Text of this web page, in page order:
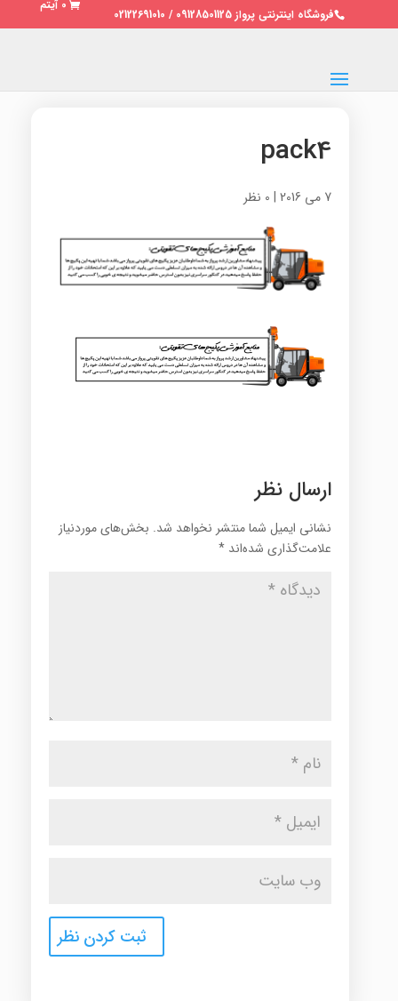
فروشگاه اینترنتی پرواز 09128501125 / 02122691010
0 آیتم
pack4
7 می 2016 | 0 نظر
ارسال نظر
نشانی ایمیل شما منتشر نخواهد شد. بخش‌های موردنیاز
علامت‌گذاری شده‌اند *